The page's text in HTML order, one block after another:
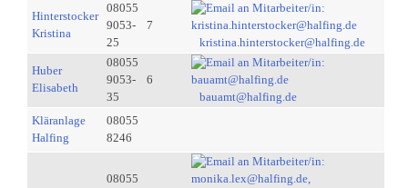
Hinterstocker
Kristina
08055
9053-
25
7
kristina.hinterstocker@halfing.de
Huber
Elisabeth
08055
9053-
35
6
bauamt@halfing.de
Kläranlage
Halfing
08055
8246
08055